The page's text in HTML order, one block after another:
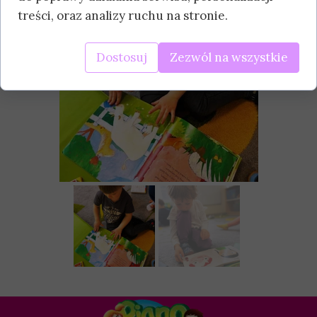
treści, oraz analizy ruchu na stronie.
Dostosuj Zezwól na wszystkie